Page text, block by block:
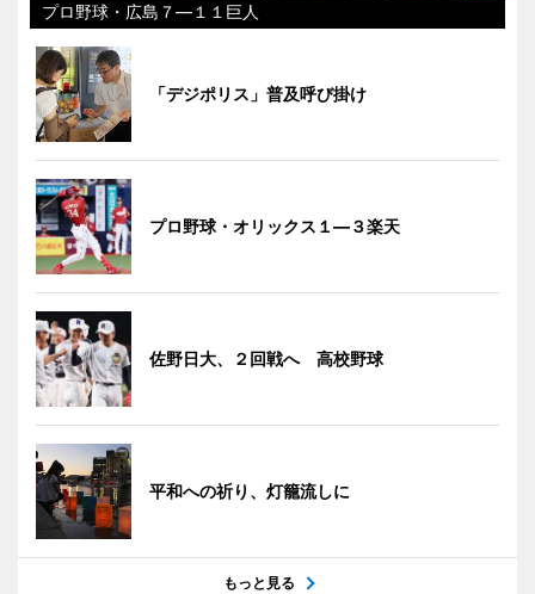
プロ野球・広島７―１１巨人
「デジポリス」普及呼び掛け
プロ野球・オリックス１―３楽天
佐野日大、２回戦へ 高校野球
平和への祈り、灯籠流しに
もっと見る